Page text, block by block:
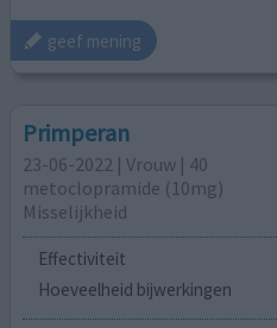
geef mening
Primperan
23-06-2022 | Vrouw | 40
metoclopramide (10mg)
Misselijkheid
Effectiviteit
Hoeveelheid bijwerkingen